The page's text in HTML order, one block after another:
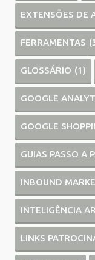
EXTENSÕES DE
FERRAMENTAS
GLOSSÁRIO (1)
GOOGLE
GOOGLE
GUIAS PASSO A
INBOUND
INTELIGÊNCIA
LINKS